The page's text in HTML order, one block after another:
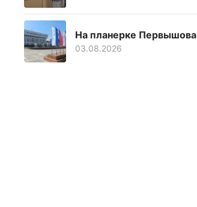
На планерке Первышова
03.08.2026